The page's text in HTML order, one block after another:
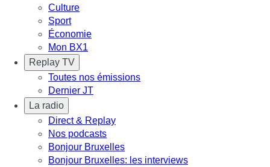
Culture
Sport
Économie
Mon BX1
Replay TV
Toutes nos émissions
Dernier JT
La radio
Direct & Replay
Nos podcasts
Bonjour Bruxelles
Bonjour Bruxelles: les interviews